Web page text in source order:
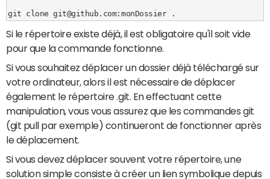
git clone git@github.com:monDossier .
Si le répertoire existe déjà, il est obligatoire qu'il soit vide
pour que la commande fonctionne.
Si vous souhaitez déplacer un dossier déjà téléchargé sur
votre ordinateur, alors il est nécessaire de déplacer
également le répertoire .git. En effectuant cette
manipulation, vous vous assurez que les commandes git
(git pull par exemple) continueront de fonctionner après
le déplacement.
Si vous devez déplacer souvent votre répertoire, une
solution simple consiste à créer un lien symbolique depuis